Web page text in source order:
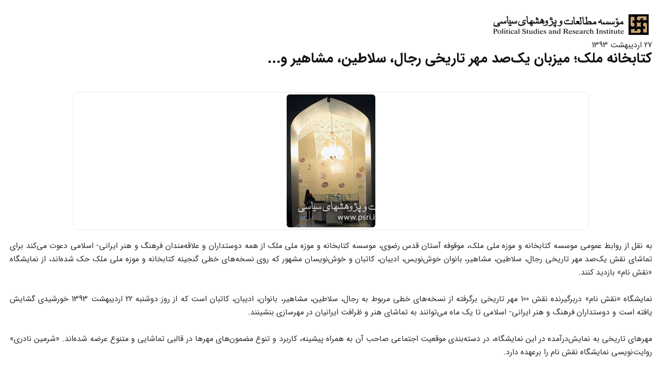
27 اردیبهشت 1393
کتابخانه ملک؛ میزبان یک‌صد مهر تاریخی رجال، سلاطین، مشاهیر و...
به نقل از روابط عمومی موسسه کتابخانه و موزه ملی ملک، موقوفه آستان قدس رضوی، موسسه کتابخانه و موزه ملی ملک از همه دوستداران و علاقه‌مندان فرهنگ و هنر ایرانی- اسلامی دعوت می‌کند برای
تماشای نقش یک‌صد مهر تاریخی رجال، سلاطین، مشاهیر، بانوان خوش‌نویس، ادیبان، کاتبان و خوش‌نویسان مشهور که روی نسخه‌های خطی گنجینه کتابخانه و موزه ملی ملک حک شده‌اند، از نمایشگاه
«نقش نام» بازدید کنند.
نمایشگاه «نقش نام» دربرگیرنده نقش 100 مهر تاریخی برگرفته از نسخه‌های خطی مربوط به رجال، سلاطین، مشاهیر، بانوان، ادیبان، کاتبان است که از روز دوشنبه 22 اردیبهشت 1393 خورشیدی گشایش
یافته است و دوستداران فرهنگ و هنر ایرانی- اسلامی تا یک ماه می‌توانند به تماشای هنر و ظرافت ایرانیان در مهرسازی بنشینند.
مهرهای تاریخی به نمایش‌درآمده در این نمایشگاه، در دسته‌بندی موقعیت اجتماعی صاحب آن به همراه پیشینه، کاربرد و تنوع مضمون‌های مهرها در قالبی تماشایی و متنوع عرضه شده‌اند. «شرمین نادری»
روایت‌نویسی نمایشگاه نقش نام را برعهده دارد.